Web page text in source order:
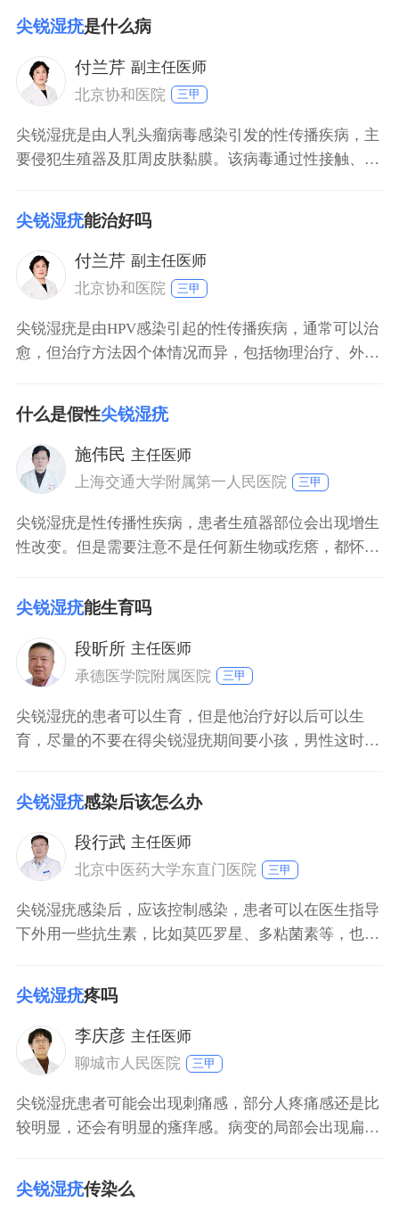
素C含量高，能促进免疫细胞生成，增强免疫力。2牛奶
牛奶富含优质蛋白质、钙以及多种维生素，是身体修复
和维持正常生理功能的重要营养来源。蛋白质是免疫系
统的重
尖锐湿疣是什么病
付兰芹 副主任医师
北京协和医院
三甲
尖锐湿疣是由人乳头瘤病毒感染引发的性传播疾病，主
要侵犯生殖器及肛周皮肤黏膜。该病毒通过性接触、母
后，患者外生殖器、肛门周围或宫颈等部位会出现单个
或多个淡红色小丘疹，逐渐增大为菜花状、鸡冠状的疣
体，表面粗糙易出血，可能伴随瘙痒、灼痛或性交不
适。虽然多数
尖锐湿疣能治好吗
付兰芹 副主任医师
北京协和医院
三甲
尖锐湿疣是由HPV感染引起的性传播疾病，通常可以治
愈，但治疗方法因个体情况而异，包括物理治疗、外用
卫生和避免性行为，定期复查。 尖锐湿疣的治疗方法包
括以下几种： 1物理治疗：如冷冻疗法、激光治疗、电
灼治疗等，通过破坏疣体来达到治疗目的。 2外用药物
什么是假性尖锐湿疣
施伟民 主任医师
上海交通大学附属第一人民医院
三甲
尖锐湿疣是性传播性疾病，患者生殖器部位会出现增生
性改变。但是需要注意不是任何新生物或疙瘩，都怀疑
密集的鱼子状小丘疹，女性小阴唇内侧绒毛样增生，都
不是尖锐湿疣，需要进行鉴别区分。因此，建议患者发
现生殖器部位增生性改变时，要及时到正规医院咨询。
尖锐湿疣能生育吗
段昕所 主任医师
承德医学院附属医院
三甲
尖锐湿疣的患者可以生育，但是他治疗好以后可以生
育，尽量的不要在得尖锐湿疣期间要小孩，男性这时候
去要小孩。因为这时候就是说男性有尖锐湿疣，很容易
把这个病毒传染给爱人，爱人得了尖锐湿疣，这时候如
果再怀孕的话，在生产的时候容易把病毒传染给新生
儿，新生
尖锐湿疣感染后该怎么办
段行武 主任医师
北京中医药大学东直门医院
三甲
尖锐湿疣感染后，应该控制感染，患者可以在医生指导
下外用一些抗生素，比如莫匹罗星、多粘菌素等，也可
较多，可以用中药马齿苋、千里光外洗，也有助于控制
感染。日常生活中，患者也要加强护理，保持皮损干燥
和清洁，清洁后可以让皮损自然风干。
尖锐湿疣疼吗
李庆彦 主任医师
聊城市人民医院
三甲
尖锐湿疣患者可能会出现刺痛感，部分人疼痛感还是比
较明显，还会有明显的瘙痒感。病变的局部会出现扁平
疗，也可以进行冷冻、激光、电灼、利普刀等物理治
疗。部分病情严重的患者，考虑手术切除治疗。
尖锐湿疣传染么